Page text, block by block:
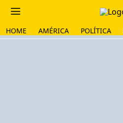
HOME AMÉRICA POLÍTICA